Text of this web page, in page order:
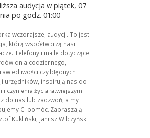
audycja w piątek, 07
po godz. 01:00
wczorajszej audycji. To jest
którą współtworzą nasi
Telefony i maile dotyczące
dnia codziennego,
czy błędnych
urzędników, inspirują nas do
i czynienia życia łatwiejszym.
do nas lub zadzwoń, a my
Ci pomóc. Zapraszają:
Kukliński, Janusz Wilczyński